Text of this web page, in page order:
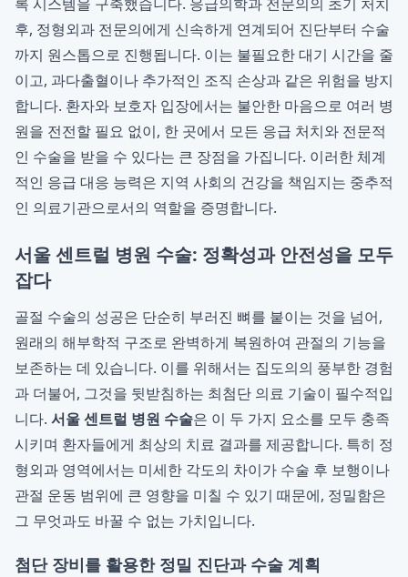
후, 정형외과 전문의에게 신속하게 연계되어 진단부터 수술
까지 원스톱으로 진행됩니다. 이는 불필요한 대기 시간을 줄
이고, 과다출혈이나 추가적인 조직 손상과 같은 위험을 방지
합니다. 환자와 보호자 입장에서는 불안한 마음으로 여러 병
원을 전전할 필요 없이, 한 곳에서 모든 응급 처치와 전문적
인 수술을 받을 수 있다는 큰 장점을 가집니다. 이러한 체계
적인 응급 대응 능력은 지역 사회의 건강을 책임지는 중추적
인 의료기관으로서의 역할을 증명합니다.
서울 센트럴 병원 수술: 정확성과 안전성을 모두
잡다
골절 수술의 성공은 단순히 부러진 뼈를 붙이는 것을 넘어,
원래의 해부학적 구조로 완벽하게 복원하여 관절의 기능을
보존하는 데 있습니다. 이를 위해서는 집도의의 풍부한 경험
과 더불어, 그것을 뒷받침하는 최첨단 의료 기술이 필수적입
니다. 서울 센트럴 병원 수술은 이 두 가지 요소를 모두 충족
시키며 환자들에게 최상의 치료 결과를 제공합니다. 특히 정
형외과 영역에서는 미세한 각도의 차이가 수술 후 보행이나
관절 운동 범위에 큰 영향을 미칠 수 있기 때문에, 정밀함은
그 무엇과도 바꿀 수 없는 가치입니다.
첨단 장비를 활용한 정밀 진단과 수술 계획